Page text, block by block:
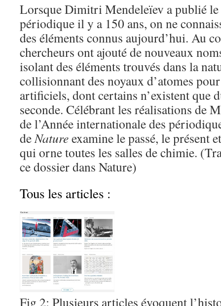
Lorsque Dimitri Mendeleïev a publié
périodique il y a 150 ans, on ne
des éléments connus aujourd’hui. Au
chercheurs ont ajouté de nouveaux
isolant des éléments trouvés dans la
collisionnant des noyaux d’atomes
artificiels, dont certains n’existent que
seconde. Célébrant les réalisations de
de l’Année internationale des
deNatureexamine le passé, le présent
qui orne toutes les salles de chimie.
ce dossier dans Nature)
Tous les articles :
Fig 2: Plusieurs articles évoquent